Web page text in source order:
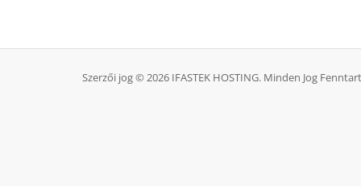
Szerzői jog © 2026 IFASTEK HOSTING. Minden Jog